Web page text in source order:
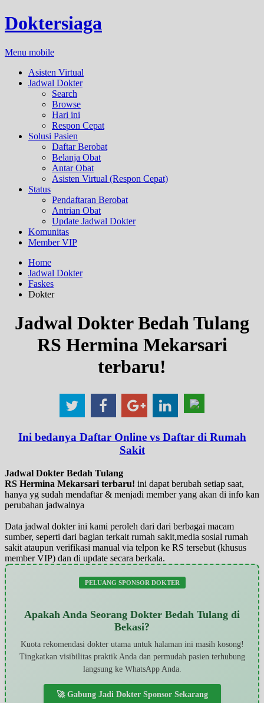
Doktersiaga
Menu mobile
Asisten Virtual
Jadwal Dokter
Search
Browse
Hari ini
Respon Cepat
Solusi Pasien
Daftar Berobat
Belanja Obat
Antar Obat
Asisten Virtual (Respon Cepat)
Status
Pendaftaran Berobat
Antrian Obat
Update Jadwal Dokter
Komunitas
Member VIP
Home
Jadwal Dokter
Faskes
Dokter
Jadwal Dokter Bedah Tulang
RS Hermina Mekarsari
terbaru!
Ini bedanya Daftar Online vs Daftar di Rumah
Sakit
Jadwal Dokter Bedah Tulang
RS Hermina Mekarsari terbaru! ini dapat berubah setiap saat,
hanya yg sudah mendaftar & menjadi member yang akan di info kan
perubahan jadwalnya
Data jadwal dokter ini kami peroleh dari dari berbagai macam
sumber, seperti dari bagian terkait rumah sakit,media sosial rumah
sakit ataupun verifikasi manual via telpon ke RS tersebut (khusus
member VIP) dan di update secara berkala.
PELUANG SPONSOR DOKTER
Apakah Anda Seorang Dokter Bedah Tulang di
Bekasi?
Kuota rekomendasi dokter utama untuk halaman ini masih kosong!
Tingkatkan visibilitas praktik Anda dan permudah pasien terhubung
langsung ke WhatsApp Anda.
🚀 Gabung Jadi Dokter Sponsor Sekarang